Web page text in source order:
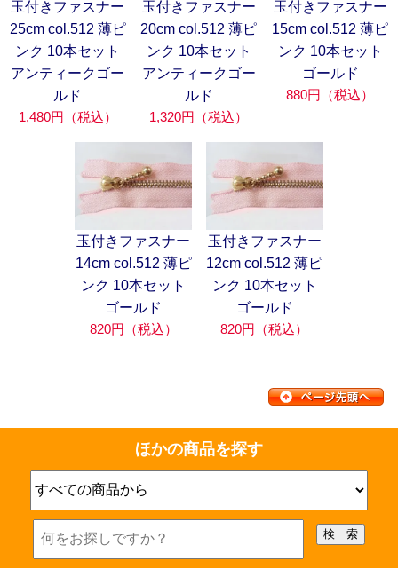
玉付きファスナー
25cm col.512 薄ピ
ンク 10本セット
アンティークゴー
ルド
1,480円（税込）
玉付きファスナー
20cm col.512 薄ピ
ンク 10本セット
アンティークゴー
ルド
1,320円（税込）
玉付きファスナー
15cm col.512 薄ピ
ンク 10本セット
ゴールド
880円（税込）
玉付きファスナー
14cm col.512 薄ピ
ンク 10本セット
ゴールド
820円（税込）
玉付きファスナー
12cm col.512 薄ピ
ンク 10本セット
ゴールド
820円（税込）
ほかの商品を探す